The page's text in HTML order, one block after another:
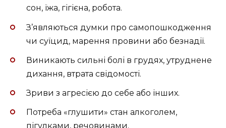
сон, їжа, гігієна, робота.
З’являються думки про самопошкодження
чи суїцид, марення провини або безнадії.
Виникають сильні болі в грудях, утруднене
дихання, втрата свідомості.
Зриви з агресією до себе або інших.
Потреба «глушити» стан алкоголем,
пігулками, речовинами.